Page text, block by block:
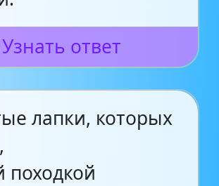
Узнать ответ
лапки, которых
походкой